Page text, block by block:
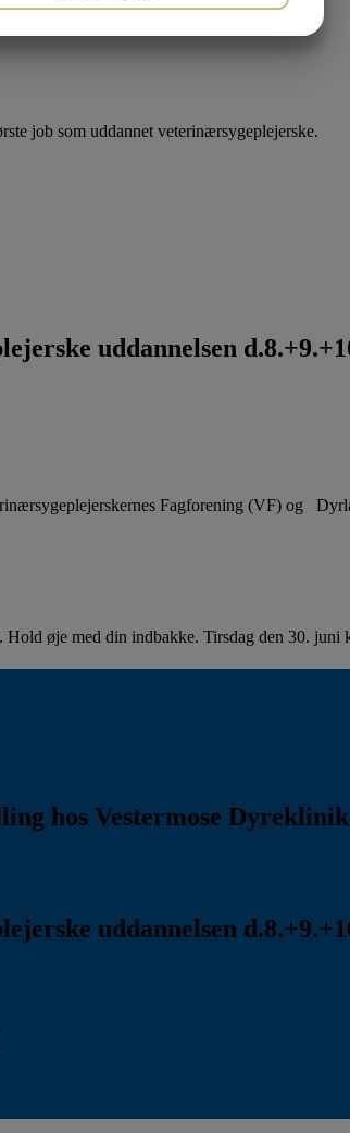
job som uddannet veterinærsygeplejerske.
uddannelsen
Fagforening (VF) og
øje med din indbakke. Tirsdag den 30.
hos Vestermose
uddannelsen